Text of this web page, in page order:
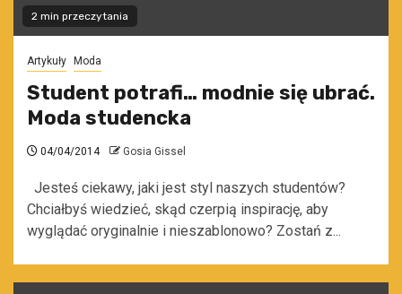
2 min przeczytania
Artykuły Moda
Student potrafi… modnie się ubrać.
Moda studencka
04/04/2014 Gosia Gissel
Jesteś ciekawy, jaki jest styl naszych studentów?
Chciałbyś wiedzieć, skąd czerpią inspirację, aby
wyglądać oryginalnie i nieszablonowo? Zostań z...